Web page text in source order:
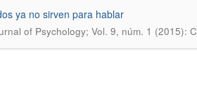
ya no sirven para hablar
of Psychology; Vol. 9, núm. 1 (2015):